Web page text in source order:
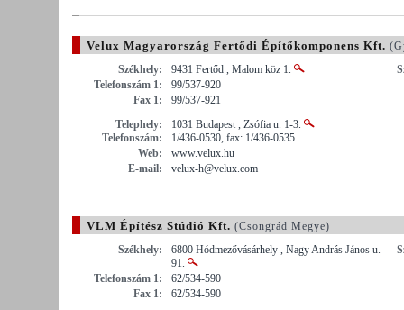
Velux Magyarország Fertődi Építőkomponens Kft.
Székhely:
9431 Fertőd , Malom köz 1.
Telefonszám 1:
99/537-920
Fax 1:
99/537-921
Telephely:
1031 Budapest , Zsófia u. 1-3.
Telefonszám:
1/436-0530, fax: 1/436-0535
Web:
www.velux.hu
E-mail:
velux-h@velux.com
VLM Építész Stúdió Kft. (Csongrád Megye)
Székhely:
6800 Hódmezővásárhely , Nagy András János u.
91.
Telefonszám 1:
62/534-590
Fax 1:
62/534-590